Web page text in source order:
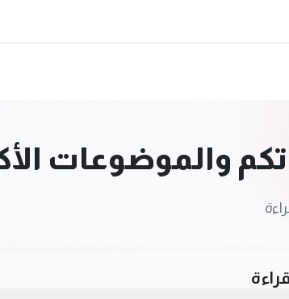
والموضوعات